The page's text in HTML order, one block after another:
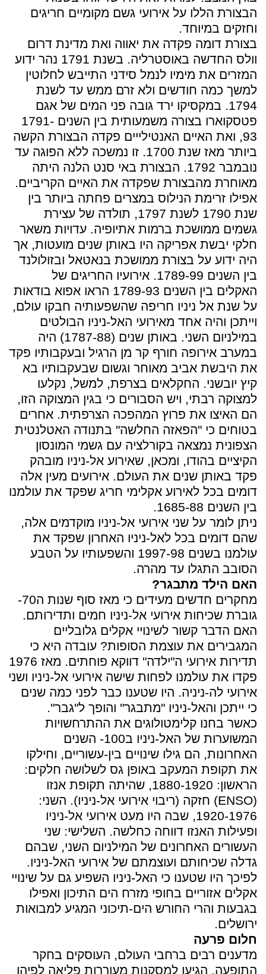
הבצורת הללו על אירועי גשם מקומיים חריגים
וחזקים במיוחד.
בצורת דומה פקדה את יאווה ואת מדינת דרום
וולס החדשה באוסטרליה. בשנת 1791 נהר ידוע
המזרים את מימיו לנמל סידני התייבש לחלוטין
למשך כמה חודשים ולא זרם ממש עד לשנת
1794. במקסיקו ירד גובה פני המים של אגם
פטסקוארו בצורה משמעותית בין השנים 1791-
93, ואת האיים האנטילייים פקדה הבצורת הקשה
ביותר מאז שנת 1700. זו נמשכה ללא הפוגה עד
נובמבר 1792. הבצורת באי סנט הלנה היתה
מאוחרת מהבצורת שפקדה את האיים הקריביים.
אפילו זרימת הנילוס במצרים פחתה ביותר בין
שנת 1790 לשנת 1797, תולדה של עצירת
גשמים ממושכת ברמות אתיופיה. עדויות משאר
חלקי יבשת אפריקה היו באותן שנים מועטות, אך
היה ידוע על בצורת ממושכת בנאטאל ובזולולנד
בין השנים 1789-99. אירועיו החריגים של
האקלים בין השנים 1789-93 הראו אפוא בודאות
על שנת אל ניניו חריפה שהשפעותיה חבקו עולם,
וייתכן והיה אחד מאירועי האל-ניניו הבולטים
במילניום השני. באותן שנים (1787-88) היה
במערב אירופה חורף קר מן הרגיל ובעקבותיו פקד
את היבשת אביב מאוחר וגשום שבעקבותיו בא
קיץ יובשני. החקלאים בצרפת, למשל, נקלעו
למצוקה רבתי, ויש הסבורים כי בגין המצוקה הזו,
הם האיצו את פרוץ המהפכה הצרפתית. אחרים
בטוחים כי "הפאזה החלשה" בתנודה האטלנטית
הצפונית נמצאה בקורלציה עם גשמי המונסון
הקיציים בהודו, ומכאן, שאירוע אל-ניניו מובהק
פקד באותן שנים את העולם. אירועים מעין אלה
דומים בכל לאירוע אקלימי חריג שפקד את עולמנו
בין השנים 1685-88.
ניתן לומר על שני אירועי אל-ניניו מוקדמים אלה,
שהם דומים בכל לאל-ניניו האחרון שפקד את
עולמנו בשנים 1997-98 והשפעותיו על הטבע
הסובב התגלו עד מהרה.
האם הילד מתבגר?
מחקרים חדשים מעידים כי מאז סוף שנות ה70-
גוברת שכיחות אירועי אל-ניניו חמים ותדירותם.
האם הדבר קשור לשינויי אקלים גלובליים
המגבירים את עוצמת הסופות? עובדה היא כי
תדירות אירועי ה"ילדה" דווקא פוחתים. מאז 1976
פקדו את עולמנו לפחות שישה אירועי אל-ניניו ושני
אירועי לה-ניניה. היו שטענו כבר לפני כמה שנים
כי ייתכן והאל-ניניו "מתבגר" והופך ל"גבר".
כאשר בחנו קלימטולוגים את ההתרחשויות
המשוערות של האל-ניניו ב100- השנים
האחרונות, הם גילו שינויים בין-עשוריים, וחילקו
את תקופת המעקב באופן גס לשלושה חלקים:
הראשון: 1880-1920, שהיתה תקופת אנזו
(ENSO) חזקה (ריבוי אירועי אל-ניניו). השני:
1920-1976, שבה היו מעט אירועי אל-ניניו
ופעילות האנזו דווחה כחלשה. השלישי: שני
העשורים האחרונים של המילניום השני, שבהם
גדלה שכיחותם ועוצמתם של אירועי האל-ניניו.
לפיכך היו שטענו כי האל-ניניו השפיע גם על שינויי
אקלים אזוריים בחופי מזרח הים התיכון ואפילו
בגבעות והרי החורש הים-תיכוני המגיע למבואות
ירושלים.
חלום פרעה
מדענים רבים ברחבי העולם, העוסקים בחקר
התופעה, הגיעו למסקנות מעוררות פליאה לפיהן